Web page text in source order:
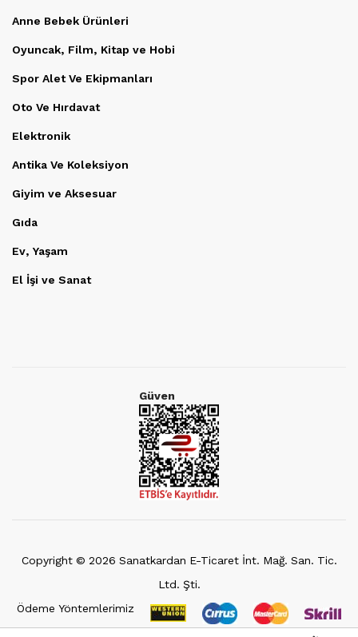
Anne Bebek Ürünleri
Oyuncak, Film, Kitap ve Hobi
Spor Alet Ve Ekipmanları
Oto Ve Hırdavat
Elektronik
Antika Ve Koleksiyon
Giyim ve Aksesuar
Gıda
Ev, Yaşam
El İşi ve Sanat
Güven
Copyright © 2026 Sanatkardan E-Ticaret İnt. Mağ. San. Tic.
Ltd. Şti.
Ödeme Yöntemlerimiz